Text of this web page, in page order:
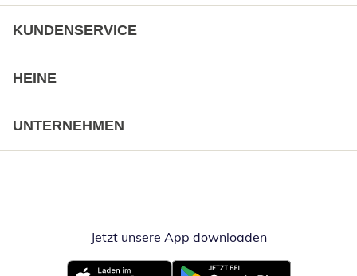
KUNDENSERVICE
HEINE
UNTERNEHMEN
Jetzt unsere App downloadenÖffnet in